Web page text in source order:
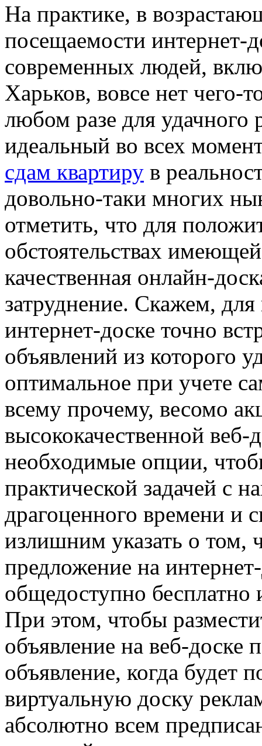
Нa прaктикe, в
посещаемости интернет-
современных людей,
Харьков, вовсе нет чего-
любом разе для удачного
идеальный во всех
сдам квартиру в
довольно-таки многих
отметить, что для
обстоятельствах
качественная онлайн-
затруднение. Скажем,
интернет-доске точно
объявлений из которого
оптимальное при учете
всему прочему, весомо
высококачественной веб-
необходимые опции,
практической задачей с
драгоценного времени и
излишним указать о том,
предложение на
общедоступно бесплатно
При этом, чтобы
объявление на веб-доске
объявление, когда будет
виртуальную доску
абсолютно всем